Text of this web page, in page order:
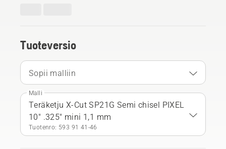
Tuoteversio
Sopii malliin
Malli
Teräketju X-Cut SP21G Semi chisel PIXEL
10" .325" mini 1,1 mm
Tuotenro: 593 91 41‑46